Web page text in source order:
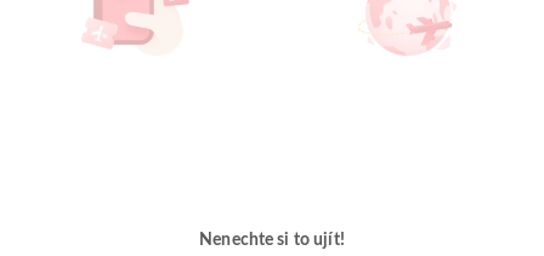
Nenechte si to ujít!